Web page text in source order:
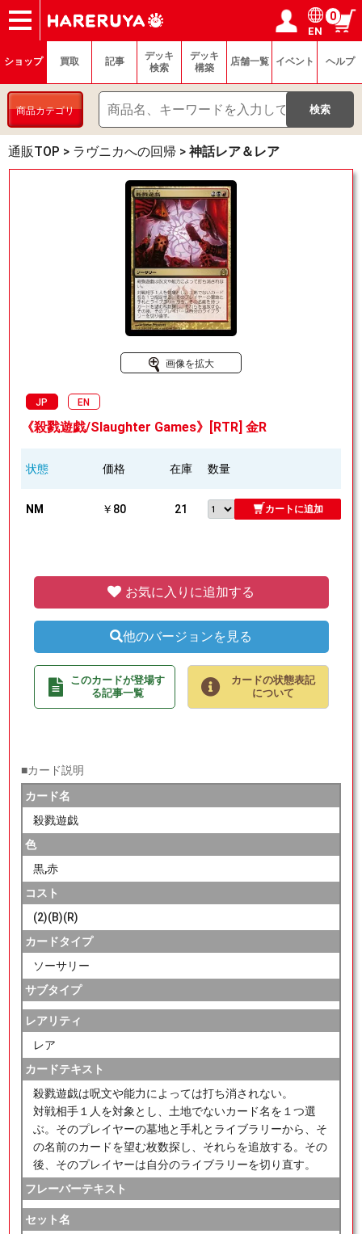
ショップ
買取
記事
デッキ検索
デッキ構築
選手一覧
店舗一覧
イベント
ヘルプ
お問い合わせ ログイン／会員登録
マイページ
EN
0
ショップ 買取 記事
デッキ
検索
デッキ
構築
店舗一覧 イベント ヘルプ
商品カテゴリ
通販TOP > ラヴニカへの回帰 > 神話レア＆レア
画像を拡大
JP EN
《殺戮遊戯/Slaughter Games》[RTR] 金R
状態 価格 在庫 数量
NM ￥80 21 カートに追加
お気に入りに追加する
他のバージョンを見る
このカードが登場す
る記事一覧
カードの状態表記
について
■カード説明
カード名
殺戮遊戯
色
黒,赤
コスト
(2)(B)(R)
カードタイプ
ソーサリー
サブタイプ
レアリティ
レア
カードテキスト
殺戮遊戯は呪文や能力によっては打ち消されない。
対戦相手１人を対象とし、土地でないカード名を１つ選
ぶ。そのプレイヤーの墓地と手札とライブラリーから、そ
の名前のカードを望む枚数探し、それらを追放する。その
後、そのプレイヤーは自分のライブラリーを切り直す。
フレーバーテキスト
セット名